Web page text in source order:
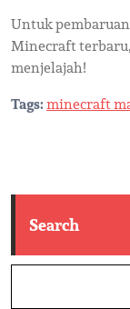
Untuk
Minecraft
menjelajah!
Tags:minecraft
Search